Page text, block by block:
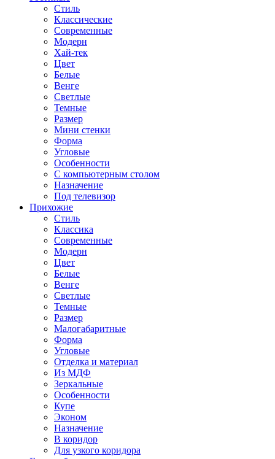
Стиль
Классические
Современные
Модерн
Хай-тек
Цвет
Белые
Венге
Светлые
Темные
Размер
Мини стенки
Форма
Угловые
Особенности
С компьютерным столом
Назначение
Под телевизор
Прихожие
Стиль
Классика
Современные
Модерн
Цвет
Белые
Венге
Светлые
Темные
Размер
Малогабаритные
Форма
Угловые
Отделка и материал
Из МДФ
Зеркальные
Особенности
Купе
Эконом
Назначение
В коридор
Для узкого коридора